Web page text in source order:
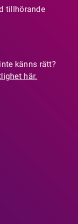
tillhörande
känns rätt?
här.